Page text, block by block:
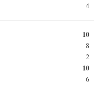
4
10
8
2
10
6